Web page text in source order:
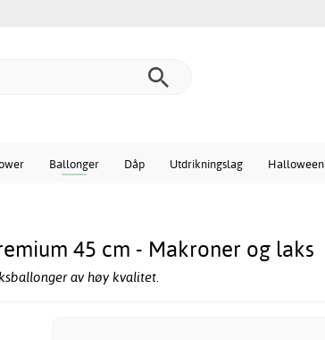
Ballonger Dåp Utdrikningslag Halloween
45 cm - Makroner og laks
av høy kvalitet.